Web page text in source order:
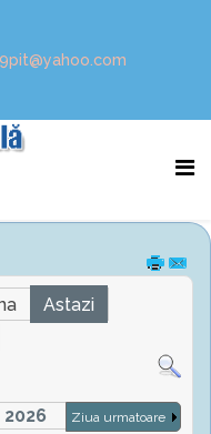
Astazi
Ziua urmatoare